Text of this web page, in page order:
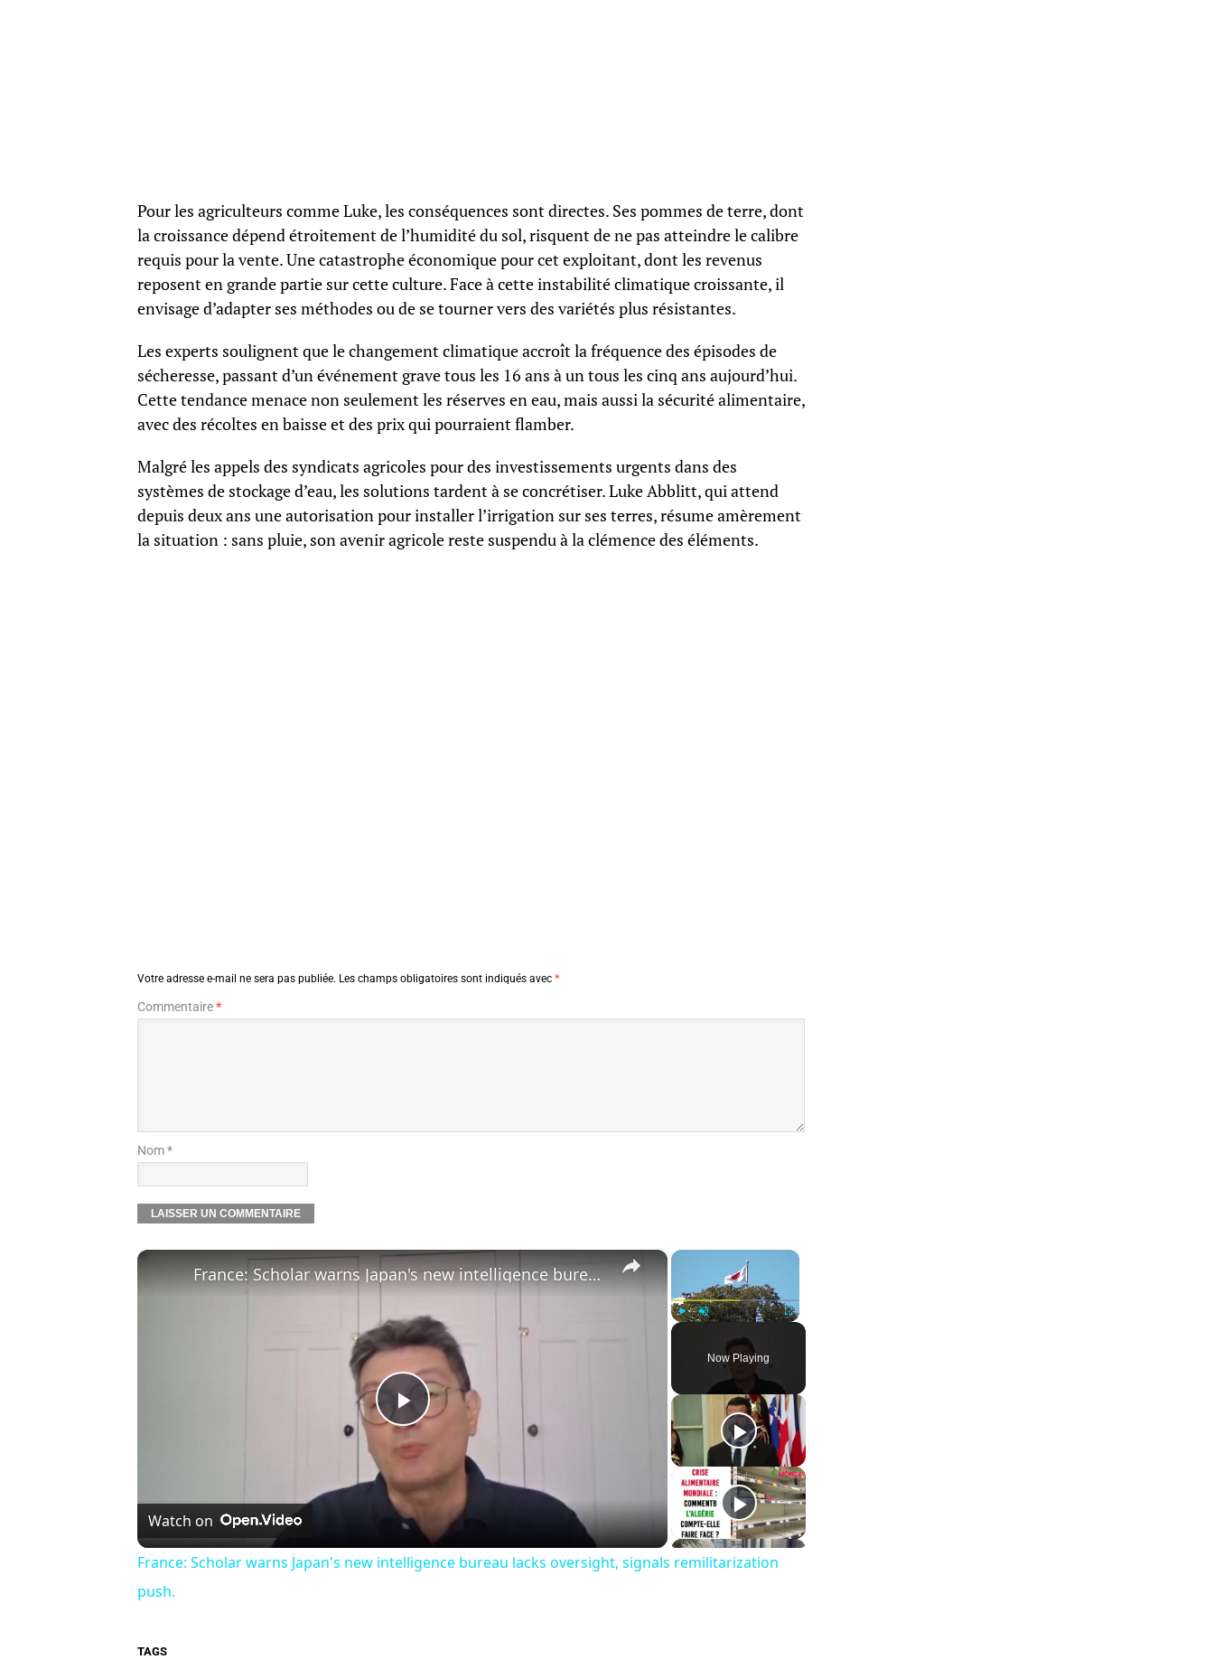
Pour les agriculteurs comme Luke, les conséquences sont directes. Ses pommes de terre, dont
la croissance dépend étroitement de l’humidité du sol, risquent de ne pas atteindre le calibre
requis pour la vente. Une catastrophe économique pour cet exploitant, dont les revenus
reposent en grande partie sur cette culture. Face à cette instabilité climatique croissante, il
envisage d’adapter ses méthodes ou de se tourner vers des variétés plus résistantes.
Les experts soulignent que le changement climatique accroît la fréquence des épisodes de
sécheresse, passant d’un événement grave tous les 16 ans à un tous les cinq ans aujourd’hui.
Cette tendance menace non seulement les réserves en eau, mais aussi la sécurité alimentaire,
avec des récoltes en baisse et des prix qui pourraient flamber.
Malgré les appels des syndicats agricoles pour des investissements urgents dans des
systèmes de stockage d’eau, les solutions tardent à se concrétiser. Luke Abblitt, qui attend
depuis deux ans une autorisation pour installer l’irrigation sur ses terres, résume amèrement
la situation : sans pluie, son avenir agricole reste suspendu à la clémence des éléments.
Votre adresse e-mail ne sera pas publiée. Les champs obligatoires sont indiqués avec *
Commentaire*
Nom *
×
Fullscreen
Now Playing
×
Play
Video
France: Scholar warns Japan's new intelligence bureau lacks oversight, signals remilitarization push.
Watch on
France: Scholar warns Japan's new intelligence bureau lacks oversight, signals remilitarization
push.
TAGS